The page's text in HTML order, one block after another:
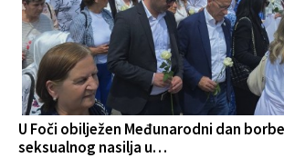
U Foči obilježen Međunarodni dan
seksualnog nasilja u…